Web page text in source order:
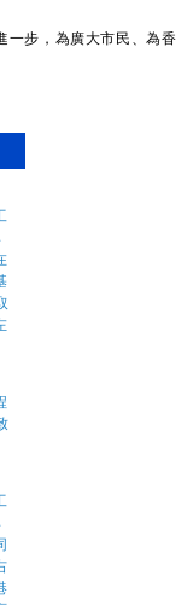
步，為廣大市民、為香